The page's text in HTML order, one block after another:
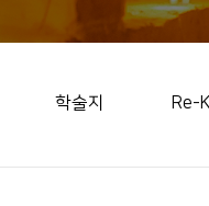
학술지 Re-